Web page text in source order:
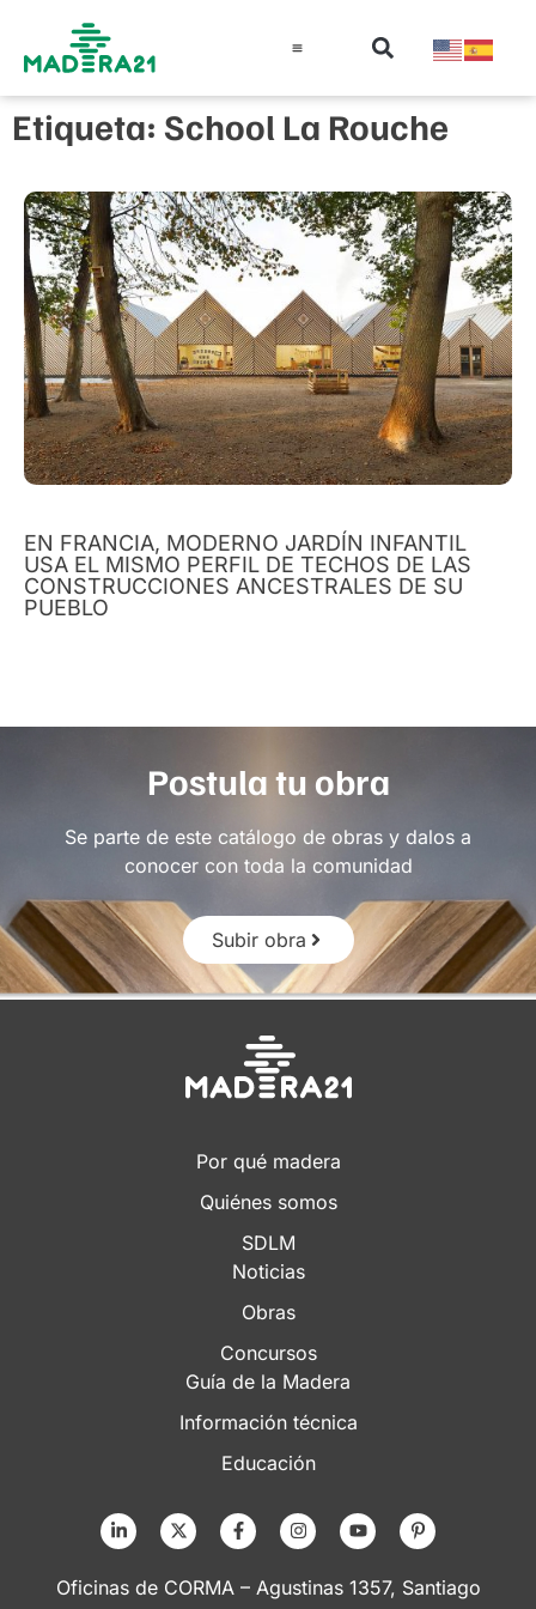
Etiqueta: School La Rouche
EN FRANCIA, MODERNO JARDÍN INFANTIL
USA EL MISMO PERFIL DE TECHOS DE LAS
CONSTRUCCIONES ANCESTRALES DE SU
PUEBLO
Postula tu obra
Se parte de este catálogo de obras y dalos a
conocer con toda la comunidad
Subir obra
Por qué madera
Quiénes somos
SDLM
Noticias
Obras
Concursos
Guía de la Madera
Información técnica
Educación
Oficinas de CORMA – Agustinas 1357, Santiago